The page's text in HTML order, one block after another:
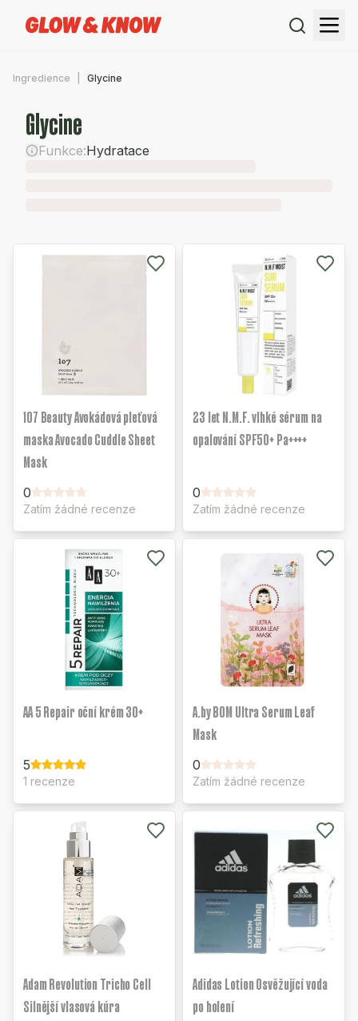
Ingredience Glycine
Glycine
Funkce:Hydratace
107 Beauty Avokádová pleťová
maska Avocado Cuddle Sheet
Mask
0
Zatím žádné recenze
23 let N.M.F. vlhké sérum na
opalování SPF50+ Pa++++
0
Zatím žádné recenze
AA 5 Repair oční krém 30+
5
1 recenze
A.by BOM Ultra Serum Leaf
Mask
0
Zatím žádné recenze
Adam Revolution Tricho Cell
Silnější vlasová kúra
Adidas Lotion Osvěžující voda
po holení